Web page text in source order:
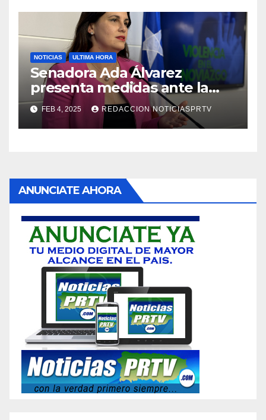
NOTICIAS ULTIMA HORA
Senadora Ada Álvarez
presenta medidas ante la
violencia en el noviazgo
FEB 4, 2025 REDACCION NOTICIASPRTV
ANUNCIATE AHORA